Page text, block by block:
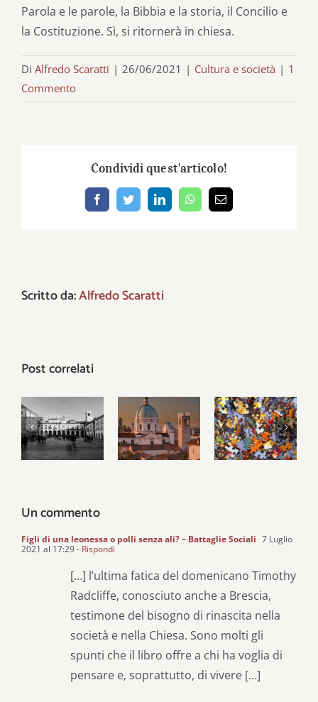
Parola e le parole, la Bibbia e la storia, il Concilio e
la Costituzione. Sì, si ritornerà in chiesa.
Di Alfredo Scaratti | 26/06/2021 | Cultura e società | 1
Commento
Condividi quest'articolo!
FacebookTwitterLinkedInWhatsApp
Email
Scritto da:Alfredo Scaratti
Post correlati
Il
patriottismo
municipale
hanno
inventati
gli uomini,
ma le città
Problemi
locali,
risposte
Un commento
Figli di una leonessa o polli senza ali? – Battaglie Sociali 7 Luglio
2021 al 17:29- Rispondi
[…] l’ultima fatica del domenicano Timothy
Radcliffe, conosciuto anche a Brescia,
testimone del bisogno di rinascita nella
società e nella Chiesa. Sono molti gli
spunti che il libro offre a chi ha voglia di
pensare e, soprattutto, di vivere […]